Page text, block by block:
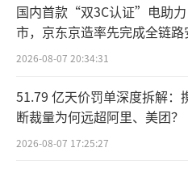
日前，李子园发布
立全资子公司的进展
前已审议通过了《关
立全资子公司的议案》
自有资金在银川市西
施“李子园日处理1000
国内首款“双3C认证”电助力
市，京东京造率先完成全链路
2026-08-07 20:34:31
51.79 亿天价罚单深度拆解：
断裁量为何远超阿里、美团？
2026-08-07 17:25:27